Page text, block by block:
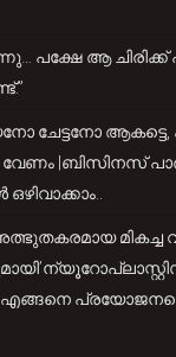
പക്ഷേ ആ ചിരിക്ക്
ചേട്ടനോ ആകട്ടെ,
|ബിസിനസ്
അത്ഭുതകരമായ മികച്ച